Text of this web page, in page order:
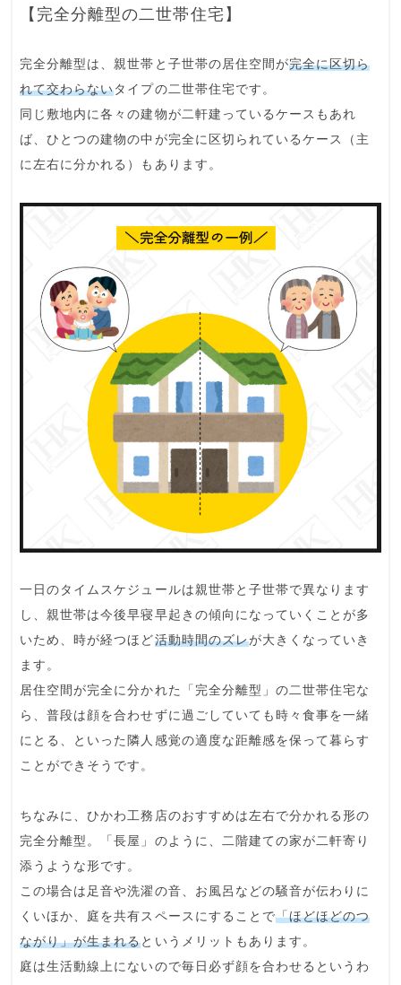
【完全分離型の二世帯住宅】
完全分離型 は、 親世帯と子世帯の居住空間が完全に区切ら
れて交わらないタイプの二世帯住宅です。
同じ敷地内に各々の建物が二軒建っているケースもあれ
ば、ひとつの建物の中が完全に区切られているケース（主
に左右に分かれる）もあります。
一日のタイムスケジュールは親世帯と子世帯で異なります
し、親世帯は今後早寝早起きの傾向になっていくことが多
いため、時が経つほど活動時間のズレが大きくなっていき
ます。
居住空間が完全に分かれた「完全分離型」の二世帯住宅な
ら、普段は顔を合わせずに過ごしていても時々食事を一緒
にとる、といった 隣人感覚の適度な距離感を保って暮らす
ことができそうです。
ちなみに、ひかわ工務店のおすすめは左右で分かれる形の
完全分離型 。「長屋」のように、二階建ての家が二軒寄り
添うような形です。
この場合は足音や洗濯の音、お風呂などの騒音が伝わりに
くいほか、庭を共有スペースにすることで「ほどほどのつ
ながり」が生まれるというメリットもあります。
庭は生活動線上にないので毎日必ず顔を合わせるというわ